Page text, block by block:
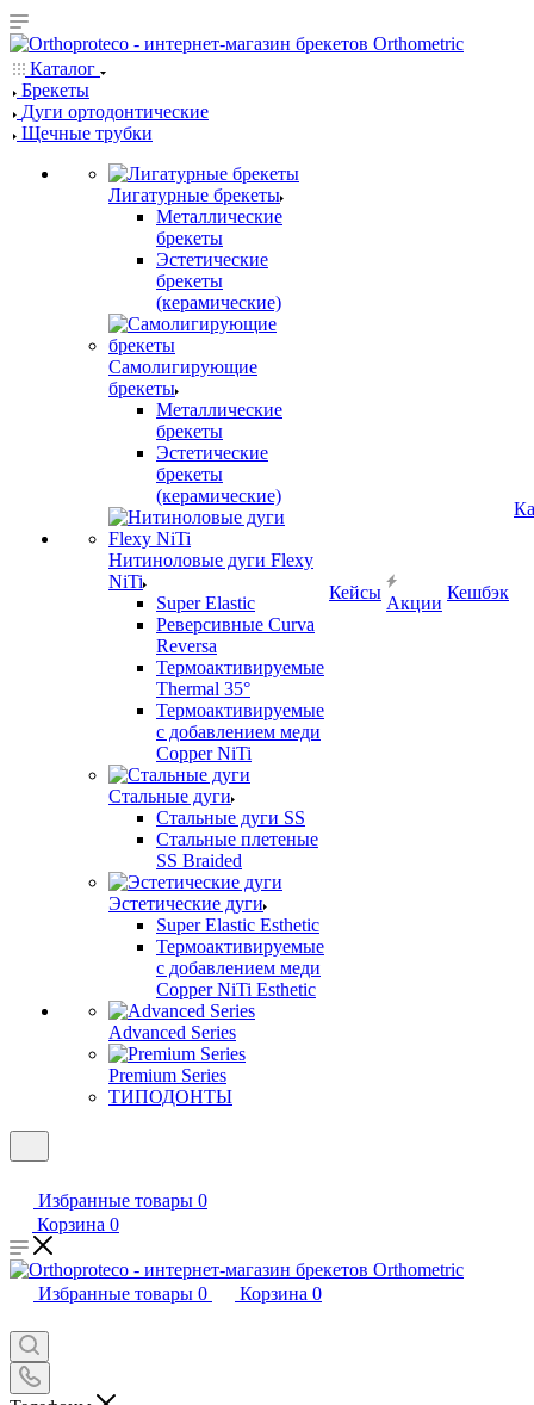
Каталог
Брекеты
Дуги ортодонтические
Щечные трубки
Лигатурные брекеты
Металлические
брекеты
Эстетические
брекеты
(керамические)
Самолигирующие
брекеты
Металлические
брекеты
Эстетические
брекеты
(керамические)
Нитиноловые дуги Flexy
NiTi
Super Elastic
Реверсивные Curva
Reversa
Термоактивируемые
Thermal 35°
Термоактивируемые
с добавлением меди
Copper NiTi
Стальные дуги
Стальные дуги SS
Стальные плетеные
SS Braided
Эстетические дуги
Super Elastic Esthetic
Термоактивируемые
с добавлением меди
Copper NiTi Esthetic
Advanced Series
Premium Series
ТИПОДОНТЫ
Кейсы
Акции
Кешбэк
Избранные товары 0
Корзина 0
Избранные товары 0 Корзина 0